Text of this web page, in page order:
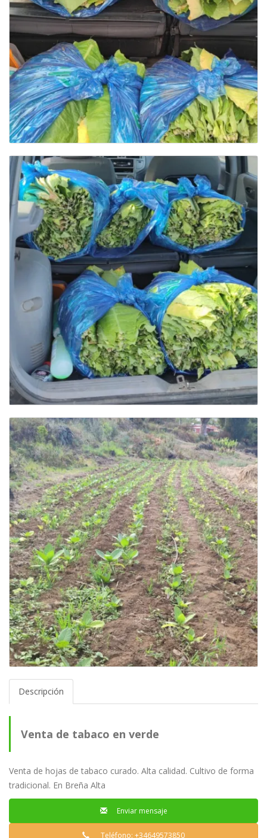
Descripción
Venta de tabaco en verde
Venta de hojas de tabaco curado. Alta calidad. Cultivo de forma
tradicional. En Breña Alta
Enviar mensaje
Teléfono: +34649573850